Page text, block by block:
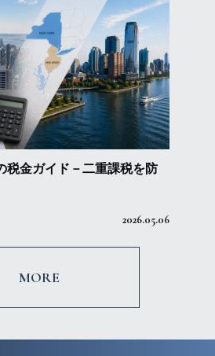
税金ガイド－二重課税を防
2026.05.06
MORE